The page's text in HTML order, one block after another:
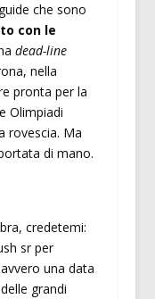
che sono
con le
dead-line
nella
pronta per la
Olimpiadi
rovescia. Ma
di mano.
credetemi:
sr per
una data
grandi